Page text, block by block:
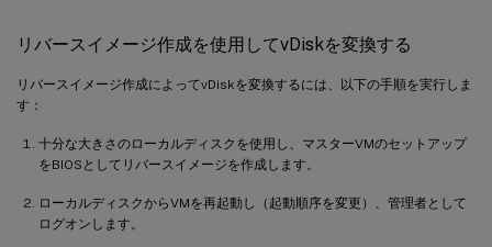
リバースイメージ作成を使用してvDiskを変換する
リバースイメージ作成によってvDiskを変換するには、以下の手順を実行しま
す：
十分な大きさのローカルディスクを使用し、マスターVMのセットアップ
をBIOSとしてリバースイメージを作成します。
ローカルディスクからVMを再起動し（起動順序を変更）、管理者として
ログオンします。